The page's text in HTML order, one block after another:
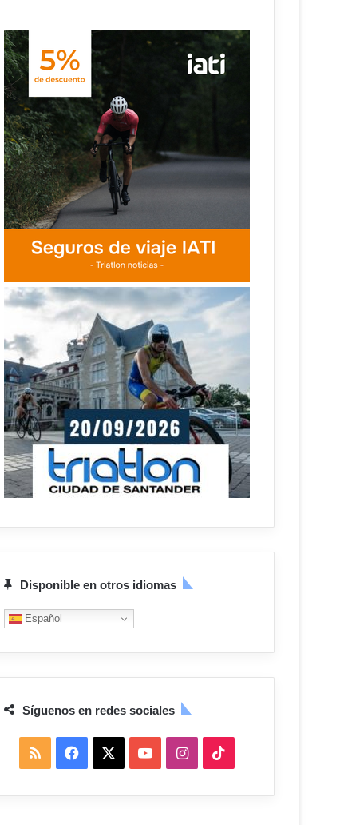
Disponible en otros idiomas
Español
Síguenos en redes sociales
I